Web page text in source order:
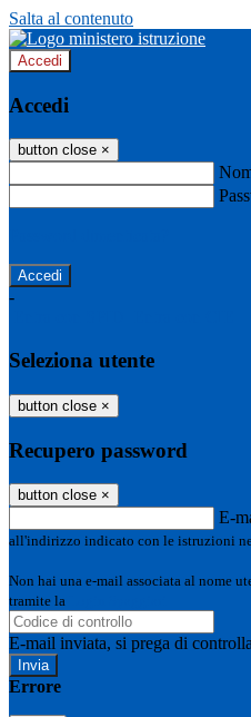
Salta al contenuto
Accedi
Accedi
button close ×
-
Seleziona utente
button close ×
Recupero password
button close ×
E-
all'indirizzo indicato con le istruzioni
Non hai una e-mail associata al nome
tramite la
E-mail inviata, si prega di
Errore